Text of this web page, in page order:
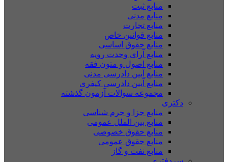
منابع ثبت
منابع مدنی
منابع تجارت
منابع قوانین خاص
منابع حقوق اساسی
منابع آرای وحدت رویه
منابع اصول و متون فقه
منابع آیین دادرسی مدنی
منابع آیین دادرسی کیفری
مجموعه سوالات آزمون گذشته
دکتری
منابع جزا و جرم شناسی
منابع بین الملل عمومی
منابع حقوق خصوصی
منابع حقوق عمومی
منابع نفت و گاز